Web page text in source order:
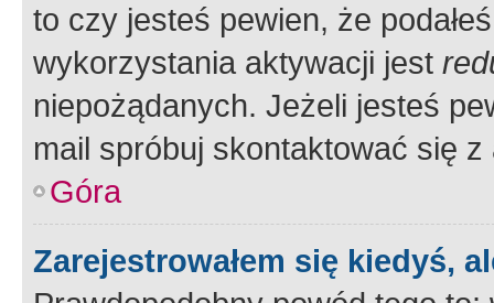
to czy jesteś pewien, że
wykorzystania aktywacji jest
niepożądanych. Jeżeli jesteś
mail spróbuj skontaktować się
Góra
Zarejestrowałem się kiedyś,